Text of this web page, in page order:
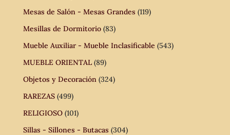
Mesas de Salón - Mesas Grandes (119)
Mesillas de Dormitorio (83)
Mueble Auxiliar - Mueble Inclasificable (543)
MUEBLE ORIENTAL (89)
Objetos y Decoración (324)
RAREZAS (499)
RELIGIOSO (101)
Sillas - Sillones - Butacas (304)